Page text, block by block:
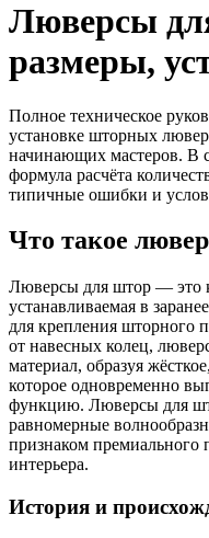
Люверсы
размеры,
Полное техническое
установке шторных
начинающих мастеров. В
формула расчёта
типичные ошибки и
Что такое
Люверсы для штор — это
устанавливаемая в
для крепления шторного
от навесных колец,
материал, образуя
которое одновременно
функцию. Люверсы для
равномерные
признаком премиального
интерьера.
История и